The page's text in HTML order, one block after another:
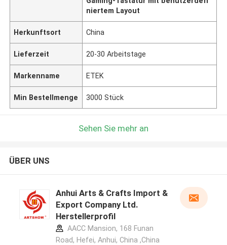
niertem Layout
Herkunftsort China
Lieferzeit 20-30 Arbeitstage
Markenname ETEK
Min Bestellmenge 3000 Stück
Sehen Sie mehr an
ÜBER UNS
Anhui Arts & Crafts Import &
Export Company Ltd.
Herstellerprofil
AACC Mansion, 168 Funan
Road, Hefei, Anhui, China ,China